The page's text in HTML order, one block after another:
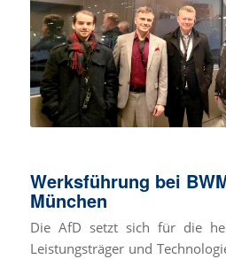
Werksführung bei
München
Die AfD setzt sich für die
Leistungsträger und